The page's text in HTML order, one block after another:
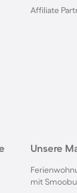
mit
mit
mit
Affiliate
Unsere
mit Smoobu